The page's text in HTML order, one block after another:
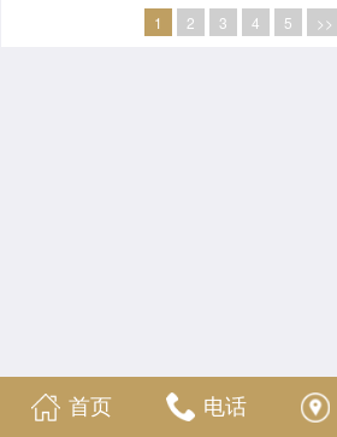
1 2 3 4 5 >>
首页 电话